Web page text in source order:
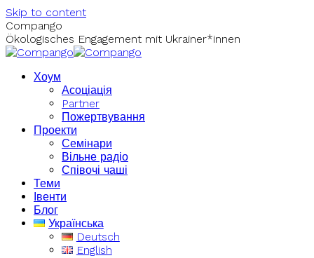
Skip to content
Compango
Ökologisches Engagement mit Ukrainer*innen
Хоум
Асоціація
Partner
Пожертвування
Проекти
Семінари
Вільне радіо
Співочі чаші
Теми
Івенти
Блог
Українська
Deutsch
English